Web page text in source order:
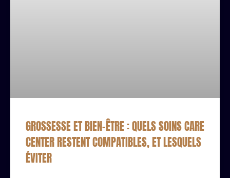
GROSSESSE ET BIEN-ÊTRE : QUELS SOINS CARE
CENTER RESTENT COMPATIBLES, ET LESQUELS
ÉVITER